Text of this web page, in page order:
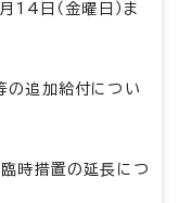
14日（金曜日）ま
の追加給付につい
時措置の延長につ